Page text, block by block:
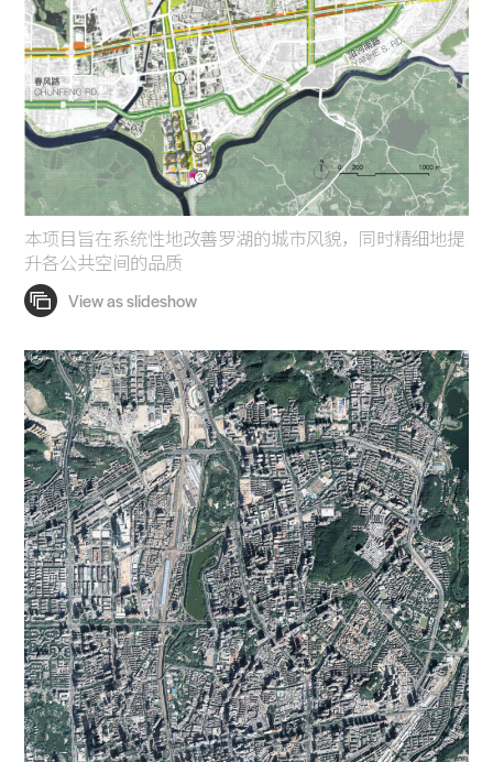
本项目旨在系统性地改善罗湖的城市风貌，同时精细地提
升各公共空间的品质